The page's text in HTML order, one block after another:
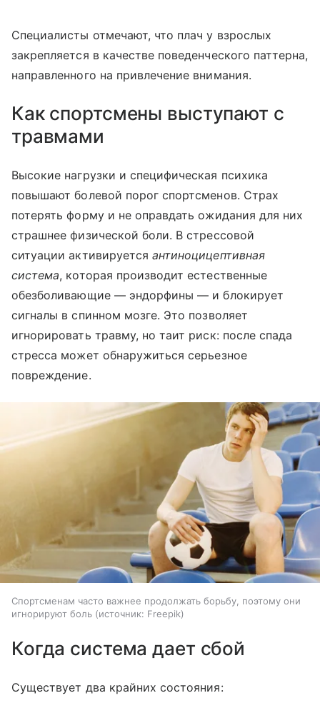
Специалисты отмечают, что плач у взрослых
закрепляется в качестве поведенческого паттерна,
направленного на привлечение внимания.
Как спортсмены выступают с
травмами
Высокие нагрузки и специфическая психика
повышают болевой порог спортсменов. Страх
потерять форму и не оправдать ожидания для них
страшнее физической боли. В стрессовой
ситуации активируетсяантиноцицептивная
система, которая производит естественные
обезболивающие — эндорфины — и блокирует
сигналы в спинном мозге. Это позволяет
игнорировать травму, но таит риск: после спада
стресса может обнаружиться серьезное
повреждение.
Спортсменам часто важнее продолжать борьбу, поэтому они
игнорируют боль
источник: Freepik
Когда система дает сбой
Существует два крайних состояния: